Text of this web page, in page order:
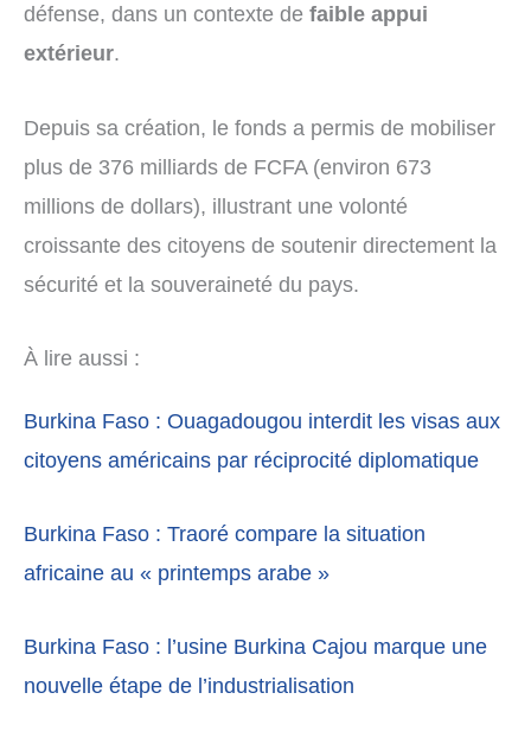
défense, dans un contexte de faible appui
extérieur.
Depuis sa création, le fonds a permis de mobiliser
plus de 376 milliards de FCFA (environ 673
millions de dollars), illustrant une volonté
croissante des citoyens de soutenir directement la
sécurité et la souveraineté du pays.
À lire aussi :
Burkina Faso : Ouagadougou interdit les visas aux
citoyens américains par réciprocité diplomatique
Burkina Faso : Traoré compare la situation
africaine au « printemps arabe »
Burkina Faso : l’usine Burkina Cajou marque une
nouvelle étape de l’industrialisation